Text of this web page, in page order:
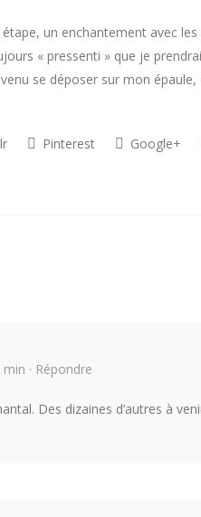
un enchantement avec les
« pressenti » que je
se déposer sur mon
Pinterest Google+
· Répondre
Des dizaines d’autres à